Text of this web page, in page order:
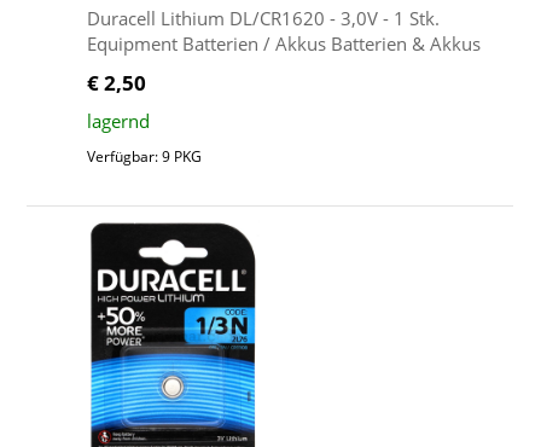
Duracell Lithium DL/CR1620 - 3,0V - 1 Stk.
Equipment Batterien / Akkus Batterien & Akkus
€ 2,50
lagernd
Verfügbar: 9 PKG